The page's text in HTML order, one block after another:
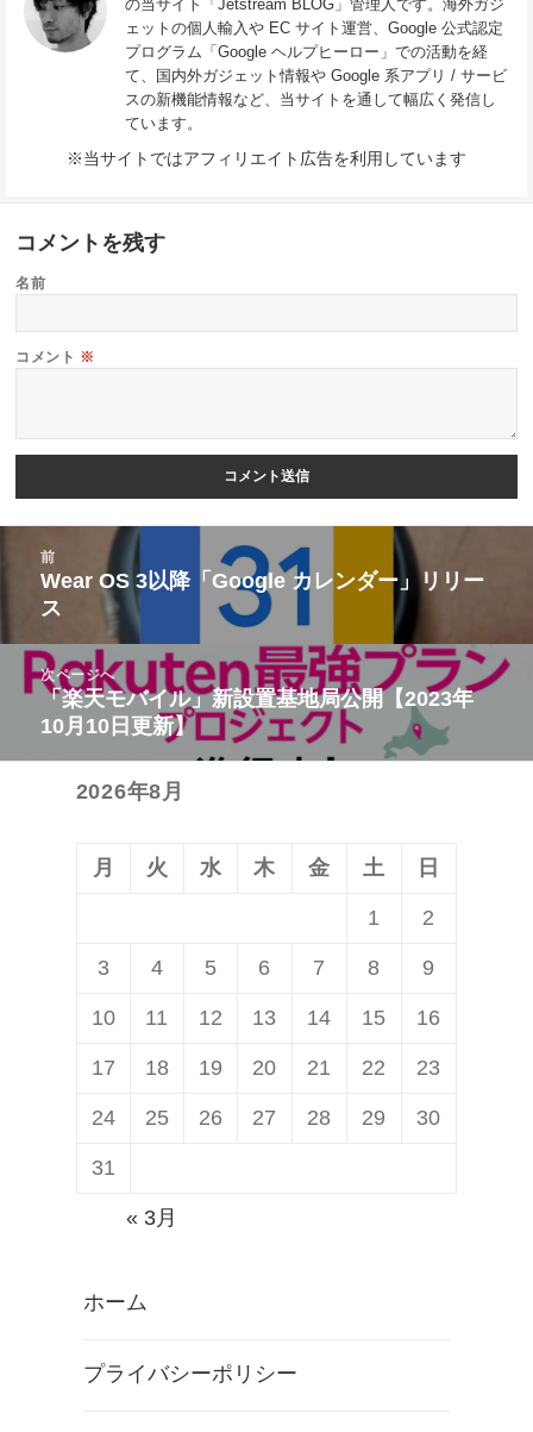
の当サイト「Jetstream BLOG」管理人です。海外ガジ
ェットの個人輸入や EC サイト運営、Google 公式認定
プログラム「Google ヘルプヒーロー」での活動を経
て、国内外ガジェット情報や Google 系アプリ / サービ
スの新機能情報など、当サイトを通して幅広く発信し
ています。
※当サイトではアフィリエイト広告を利用しています
コメントを残す
名前
コメント ※
ビ
前
前
の
投
稿:
Wear OS 3以降「Google カレンダー」リリー
ス
次ページへ
次
の
投
「楽天モバイル」新設置基地局公開【2023年
10月10日更新】
2026年8月
月 火 水 木 金 土 日
1 2
3 4 5 6 7 8 9
10 11 12 13 14 15 16
17 18 19 20 21 22 23
24 25 26 27 28 29 30
31
« 3月
ホーム
プライバシーポリシー